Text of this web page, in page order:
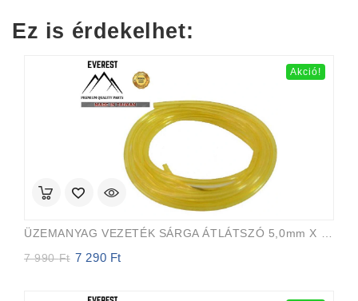
400 Ft.
380 Ft.
Ez is érdekelhet:
Akció!
7 990Ft Original
7 290 Ft